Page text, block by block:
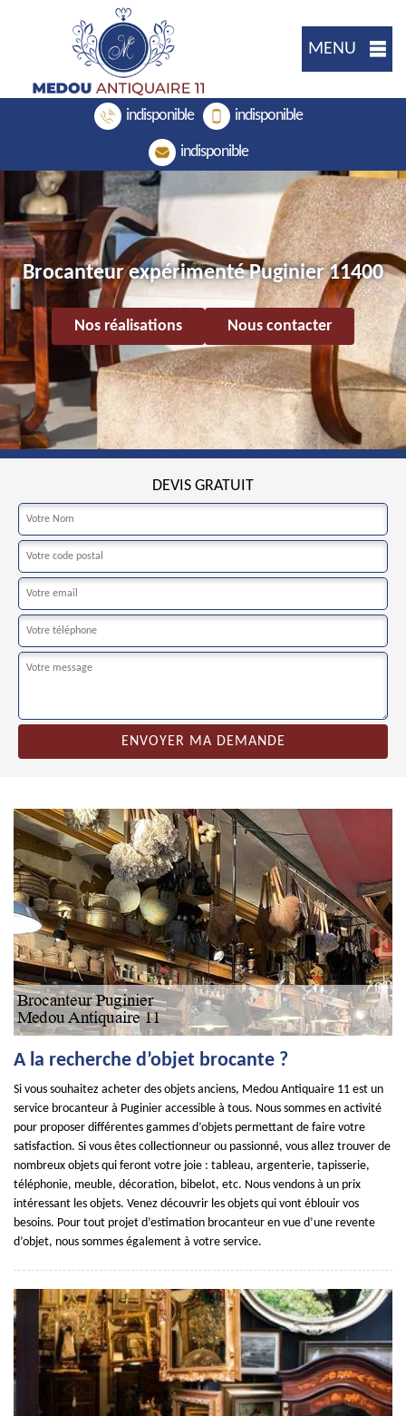
MENU
indisponible indisponible
indisponible
Brocanteur expérimenté Puginier 11400
Nos réalisations Nous contacter
DEVIS GRATUIT
A la recherche d’objet brocante ?
Si vous souhaitez acheter des objets anciens, Medou Antiquaire 11 est un
service brocanteur à Puginier accessible à tous. Nous sommes en activité
pour proposer différentes gammes d’objets permettant de faire votre
satisfaction. Si vous êtes collectionneur ou passionné, vous allez trouver de
nombreux objets qui feront votre joie : tableau, argenterie, tapisserie,
téléphonie, meuble, décoration, bibelot, etc. Nous vendons à un prix
intéressant les objets. Venez découvrir les objets qui vont éblouir vos
besoins. Pour tout projet d’estimation brocanteur en vue d’une revente
d’objet, nous sommes également à votre service.